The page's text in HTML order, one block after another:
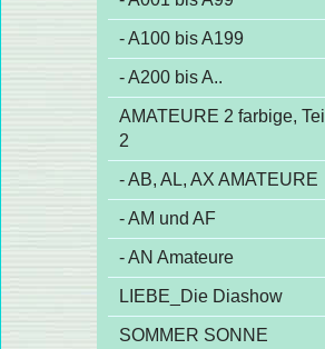
- A100 bis A199
- A200 bis A..
AMATEURE 2 farbige, Teil
2
- AB, AL, AX AMATEURE
- AM und AF
- AN Amateure
LIEBE_Die Diashow
SOMMER SONNE